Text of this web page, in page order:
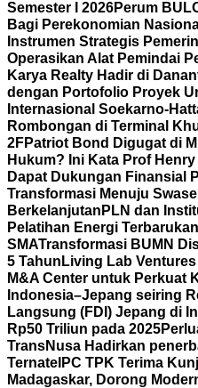
Semester I 2026Perum
Bagi Perekonomian
Instrumen Strategis
Operasikan Alat Pemindai
Karya Realty Hadir di
dengan Portofolio Proyek
Internasional Soekarno-
Rombongan di Terminal
2FPatriot Bond Digugat di
Hukum? Ini Kata Prof
Dapat Dukungan Finansial
Transformasi Menuju
Berkelanjutan PLN dan
Pelatihan Energi
SMATransformasi BUMN
5 Tahun Living Lab
M&A Center untuk Perkuat
Indonesia–Jepang seiring
Langsung (FDI) Jepang di
Rp50 Triliun pada 2025
TransNusa Hadirkan
Ternate IPC TPK Terima
Madagaskar, Dorong